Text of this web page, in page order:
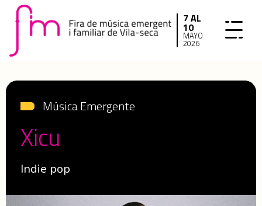
7 AL
10
MAYO
2026
Música Emergente
Xicu
Indie pop